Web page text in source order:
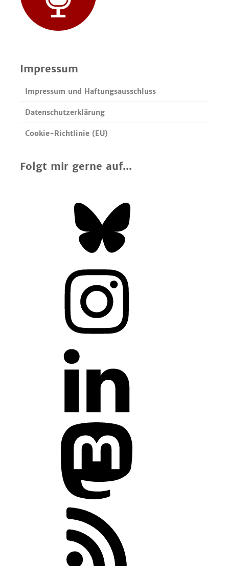
Impressum
Impressum und Haftungsausschluss
Datenschutzerklärung
Cookie-Richtlinie (EU)
Folgt mir gerne auf...